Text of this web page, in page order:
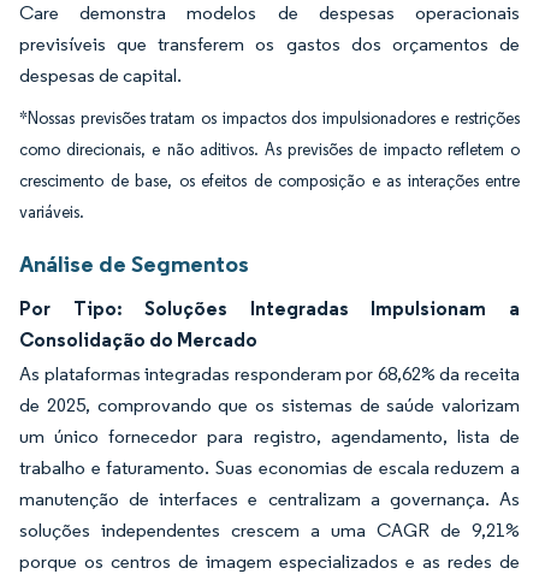
Care demonstra modelos de despesas operacionais
previsíveis que transferem os gastos dos orçamentos de
despesas de capital.
*Nossas previsões tratam os impactos dos impulsionadores e restrições
como direcionais, e não aditivos. As previsões de impacto refletem o
crescimento de base, os efeitos de composição e as interações entre
variáveis.
Análise de Segmentos
Por Tipo: Soluções Integradas Impulsionam a
Consolidação do Mercado
As plataformas integradas responderam por 68,62% da receita
de 2025, comprovando que os sistemas de saúde valorizam
um único fornecedor para registro, agendamento, lista de
trabalho e faturamento. Suas economias de escala reduzem a
manutenção de interfaces e centralizam a governança. As
soluções independentes crescem a uma CAGR de 9,21%
porque os centros de imagem especializados e as redes de